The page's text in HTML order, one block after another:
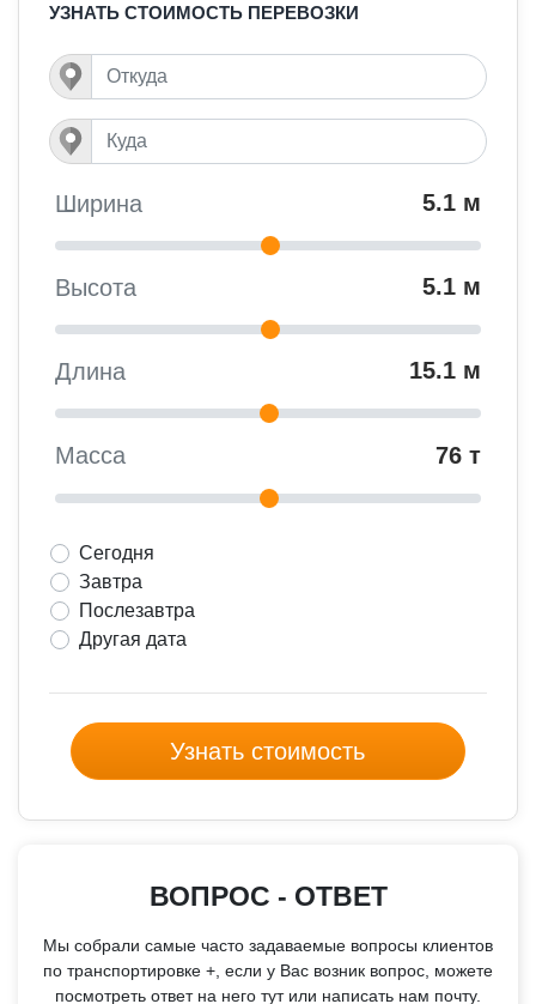
УЗНАТЬ СТОИМОСТЬ ПЕРЕВОЗКИ
Ширина 5.1 м
Высота 5.1 м
Длина 15.1 м
Масса 76 т
Сегодня
Завтра
Послезавтра
Другая дата
Узнать стоимость
ВОПРОС - ОТВЕТ
Мы собрали самые часто задаваемые вопросы клиентов
по транспортировке +, если у Вас возник вопрос, можете
посмотреть ответ на него тут или написать нам почту.